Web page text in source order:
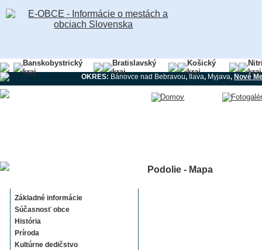
Banskobystrický
kraj
Bratislavský
kraj
Košický
kraj
kraj
OKRES: Bánovce nad Bebravou,Ilava, Myjava, Nové
Základné informácie
Súčasnosť obce
História
Príroda
Kultúrne dedičstvo
Podolie - Mapa